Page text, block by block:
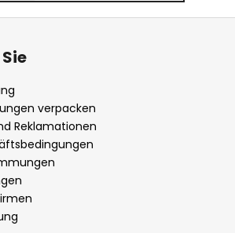
in: Yangjiang, China
verpacken
Reklamationen